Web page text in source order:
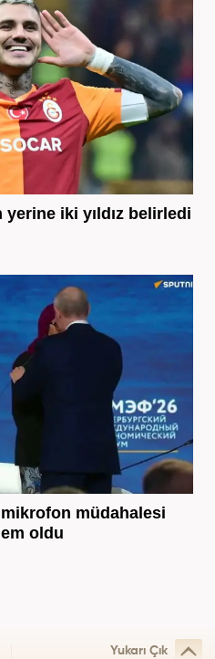
iki yıldız belirledi
müdahalesi
oldu
Yukarı Çık